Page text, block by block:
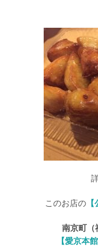
このお店の【
南京町（
【愛京本